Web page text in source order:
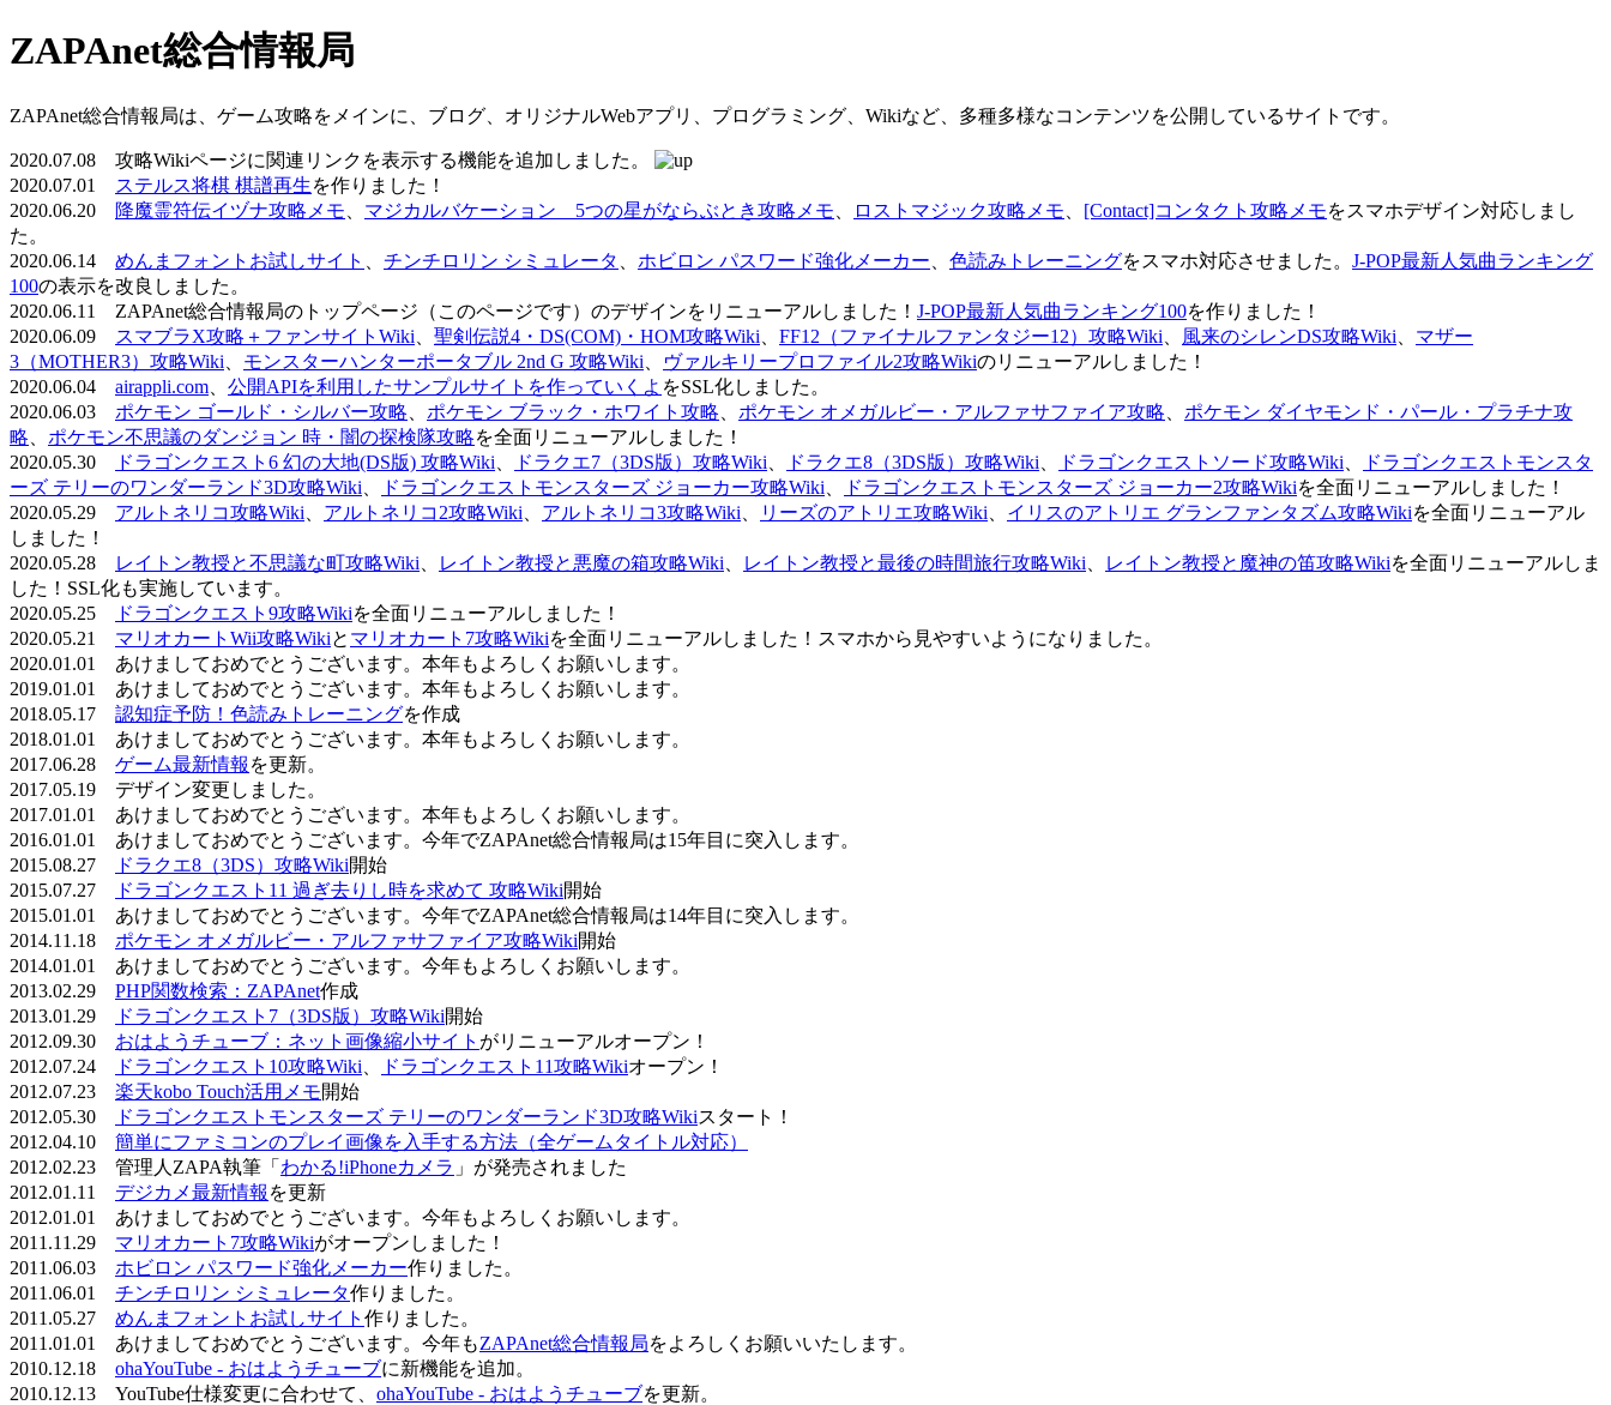
ZAPAnet総合情報局
ZAPAnet総合情報局は、ゲーム攻略をメインに、ブログ、オリジナルWebアプリ、プログラミング、Wikiなど、多種多様なコンテンツを公開しているサイトです。
2020.07.08 攻略Wikiページに関連リンクを表示する機能を追加しました。
2020.07.01
ステルス将棋 棋譜再生を作りました！
2020.06.20
降魔霊符伝イヅナ攻略メモ マジカルバケーション 5つの星がならぶとき攻略メモ ロストマジック攻略メモ [Contact]コンタクト攻略メモをスマホデザイン対応しまし
た。
2020.06.14 めんまフォントお試しサイト チンチロリン シミュレータ ホビロン パスワード強化メーカー 色読みトレーニングをスマホ対応させました。 J-POP最新人気曲ランキング
100の表示を改良しました。
2020.06.11 ZAPAnet総合情報局のトップページ（このページです）のデザインをリニューアルしました！ J-POP最新人気曲ランキング100を作りました！
2020.06.09
スマブラX攻略＋ファンサイトWiki 聖剣伝説4・DS(COM)・HOM攻略Wiki FF12（ファイナルファンタジー12）攻略Wiki 風来のシレンDS攻略Wiki
マザー
3（MOTHER3）攻略Wiki
モンスターハンターポータブル 2nd G 攻略Wiki ヴァルキリープロファイル2攻略Wikiのリニューアルしました！
2020.06.04 airappli.com 公開APIを利用したサンプルサイトを作っていくよ をSSL化しました。
2020.06.03 ポケモン ゴールド・シルバー攻略 ポケモン ブラック・ホワイト攻略 ポケモン オメガルビー・アルファサファイア攻略
ポケモン ダイヤモンド・パール・プラチナ攻
略
ポケモン不思議のダンジョン 時・闇の探検隊攻略を全面リニューアルしました！
2020.05.30
ドラゴンクエスト6 幻の大地(DS版) 攻略Wiki ドラクエ7（3DS版）攻略Wiki ドラクエ8（3DS版）攻略Wiki ドラゴンクエストソード攻略Wiki
ドラゴンクエストモンスタ
ーズ テリーのワンダーランド3D攻略Wiki
ドラゴンクエストモンスターズ ジョーカー攻略Wiki ドラゴンクエストモンスターズ ジョーカー2攻略Wikiを全面リニューアルしました！
2020.05.29 アルトネリコ攻略Wiki アルトネリコ2攻略Wiki アルトネリコ3攻略Wiki リーズのアトリエ攻略Wiki イリスのアトリエ グランファンタズム攻略Wikiを全面リニューアル
しました！
2020.05.28
レイトン教授と不思議な町攻略Wiki レイトン教授と悪魔の箱攻略Wiki レイトン教授と最後の時間旅行攻略Wiki レイトン教授と魔神の笛攻略Wikiを全面リニューアルしま
した！SSL化も実施しています。
2020.05.25
ドラゴンクエスト9攻略Wikiを全面リニューアルしました！
2020.05.21 マリオカートWii攻略Wikiと マリオカート7攻略Wikiを全面リニューアルしました！スマホから見やすいようになりました。
2020.01.01 あけましておめでとうございます。本年もよろしくお願いします。
2019.01.01 あけましておめでとうございます。本年もよろしくお願いします。
2018.05.17 認知症予防！色読みトレーニングを作成
2018.01.01 あけましておめでとうございます。本年もよろしくお願いします。
2017.06.28 ゲーム最新情報 を更新。
2017.05.19 デザイン変更しました。
2017.01.01 あけましておめでとうございます。本年もよろしくお願いします。
2016.01.01 あけましておめでとうございます。今年でZAPAnet総合情報局は15年目に突入します。
2015.08.27
ドラクエ8（3DS）攻略Wiki開始
2015.07.27
ドラゴンクエスト11 過ぎ去りし時を求めて 攻略Wiki開始
2015.01.01 あけましておめでとうございます。今年でZAPAnet総合情報局は14年目に突入します。
2014.11.18 ポケモン オメガルビー・アルファサファイア攻略Wiki開始
2014.01.01 あけましておめでとうございます。今年もよろしくお願いします。
2013.02.29 PHP関数検索：ZAPAnet作成
2013.01.29
ドラゴンクエスト7（3DS版）攻略Wiki開始
2012.09.30 おはようチューブ：ネット画像縮小サイト がリニューアルオープン！
2012.07.24
ドラゴンクエスト10攻略Wiki ドラゴンクエスト11攻略Wikiオープン！
2012.07.23 楽天kobo Touch活用メモ開始
2012.05.30
ドラゴンクエストモンスターズ テリーのワンダーランド3D攻略Wikiスタート！
2012.04.10 簡単にファミコンのプレイ画像を入手する方法（全ゲームタイトル対応）
2012.02.23 管理人ZAPA執筆「 わかる!iPhoneカメラ 」が発売されました
2012.01.11 デジカメ最新情報 を更新
2012.01.01 あけましておめでとうございます。今年もよろしくお願いします。
2011.11.29 マリオカート7攻略Wikiがオープンしました！
2011.06.03 ホビロン パスワード強化メーカー作りました。
2011.06.01 チンチロリン シミュレータ作りました。
2011.05.27 めんまフォントお試しサイト 作りました。
2011.01.01 あけましておめでとうございます。今年もZAPAnet総合情報局をよろしくお願いいたします。
2010.12.18 ohaYouTube - おはようチューブに新機能を追加。
2010.12.13 YouTube仕様変更に合わせて、 ohaYouTube - おはようチューブを更新。